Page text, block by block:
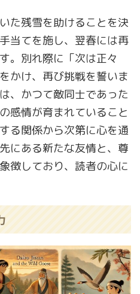
た残雪を助けることを決
当てを施し、翌春には再
。別れ際に「次は正々
かけ、再び挑戦を誓いま
、かつて敵同士であった
感情が育まれていること
る関係から次第に心を通
にある新たな友情と、尊
徴しており、読者の心に